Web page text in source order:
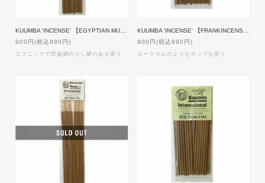
900円(税込990円)
エスニックで民族調の少し癖のある香り
900円(税込990円)
コーラガムのようなポップな香り